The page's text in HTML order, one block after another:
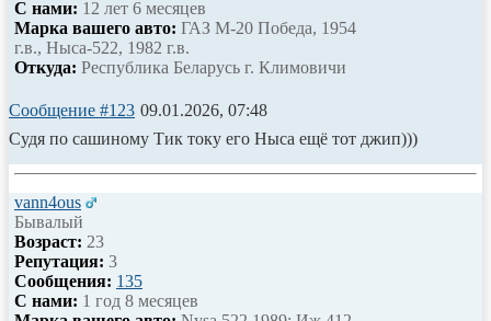
С нами: 12 лет 6 месяцев
Марка вашего авто: ГАЗ М-20 Победа, 1954
г.в., Ныса-522, 1982 г.в.
Откуда: Республика Беларусь г. Климовичи
Сообщение #123 09.01.2026, 07:48
Судя по сашиному Тик току его Ныса ещё тот джип)))
vann4ous
Бывалый
Возраст: 23
Репутация: 3
Сообщения: 135
С нами: 1 год 8 месяцев